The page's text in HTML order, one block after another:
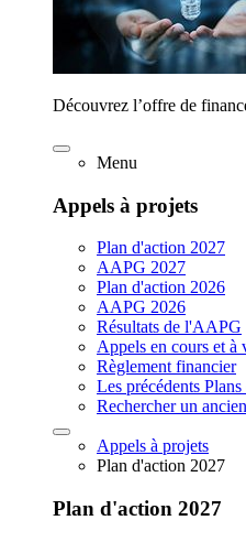
Découvrez l’offre de
Menu
Appels à projets
Plan d'action 2027
AAPG 2027
Plan d'action 2026
AAPG 2026
Résultats de l'AAPG
Appels en cours et à
Règlement financier
Les précédents Plans
Rechercher un
Appels à projets
Plan d'action 2027
Plan d'action 2027